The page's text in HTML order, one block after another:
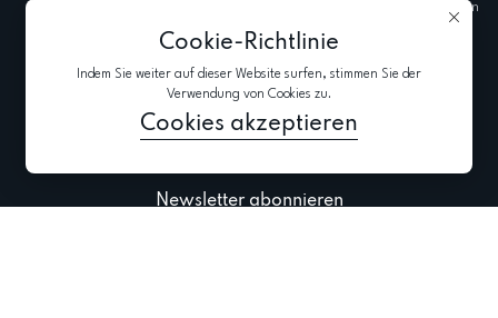
Cookie-Richtlinie
Indem Sie weiter auf dieser Website surfen, stimmen Sie der
Verwendung von Cookies zu.
Cookies akzeptieren
Geschlossene
Shows
Blog
Verwendungsrichtlinien
Newsletter abonnieren